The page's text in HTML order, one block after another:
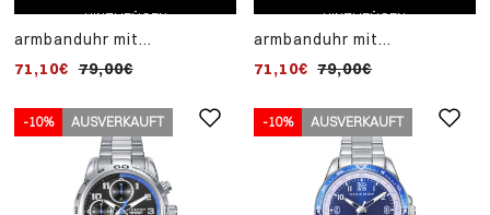
HINZUFÜGEN
armbanduhr mit
quarzwerk. inklusive
kreuz und blauem
lederarmband.
71,10€ 79,00€
HINZUFÜGEN
armbanduhr mit
blauem silikonarmband,
edelstahlarmband mit
kreuz und blauem
lederarmband ist im
lieferumfang enthalten.
71,10€ 79,00€
-10% AUSVERKAUFT -10%
-10% AUSVERKAUFT